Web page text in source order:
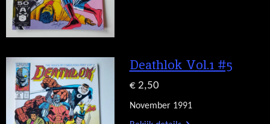
Deathlok Vol.1 #5
€ 2,50
November 1991